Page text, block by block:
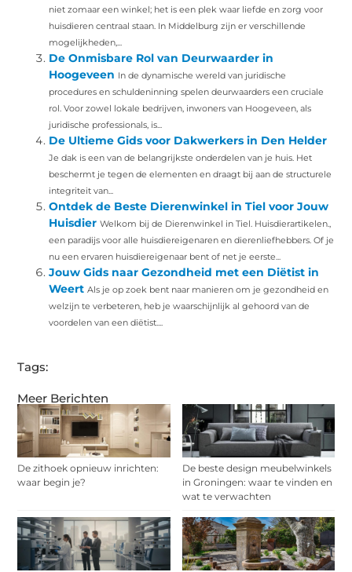
Meer Berichten
De zithoek opnieuw inrichten:
waar begin je?
De beste design meubelwinkels
in Groningen: waar te vinden en
wat te verwachten
niet zomaar een winkel; het is een plek waar liefde en zorg voor
huisdieren centraal staan. In Middelburg zijn er verschillende
mogelijkheden,...
De Onmisbare Rol van Deurwaarder in
Hoogeveen In de dynamische wereld van juridische
procedures en schuldeninning spelen deurwaarders een cruciale
rol. Voor zowel lokale bedrijven, inwoners van Hoogeveen, als
juridische professionals, is...
De Ultieme Gids voor Dakwerkers in Den Helder
Je dak is een van de belangrijkste onderdelen van je huis. Het
beschermt je tegen de elementen en draagt bij aan de structurele
integriteit van...
Ontdek de Beste Dierenwinkel in Tiel voor Jouw
Huisdier Welkom bij de Dierenwinkel in Tiel. Huisdierartikelen.,
een paradijs voor alle huisdiereigenaren en dierenliefhebbers. Of je
nu een ervaren huisdiereigenaar bent of net je eerste...
Jouw Gids naar Gezondheid met een Diëtist in
Weert Als je op zoek bent naar manieren om je gezondheid en
welzijn te verbeteren, heb je waarschijnlijk al gehoord van de
voordelen van een diëtist....
Tags: